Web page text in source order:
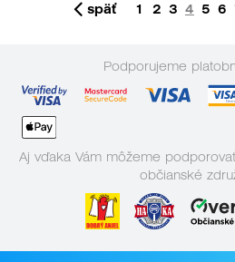
späť 1 2 3 4 5 6
Podporujeme
Aj vďaka Vám môžeme
občianské